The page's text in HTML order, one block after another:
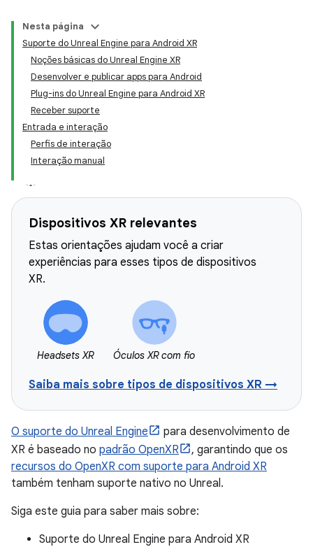
Nesta página
Suporte do Unreal Engine para Android XR
Noções básicas do Unreal Engine XR
Desenvolver e publicar apps para Android
Plug-ins do Unreal Engine para Android XR
Receber suporte
Entrada e interação
Perfis de interação
Interação manual
Dispositivos XR relevantes
Estas orientações ajudam você a criar
experiências para esses tipos de dispositivos
XR.
Headsets XR Óculos XR com fio
Saiba mais sobre tipos de dispositivos XR →
O suporte do Unreal Engine
para desenvolvimento de
XR é baseado no padrão OpenXR
, garantindo que os
recursos do OpenXR com suporte para Android XR
também tenham suporte nativo no Unreal.
Siga este guia para saber mais sobre:
Suporte do Unreal Engine para Android XR